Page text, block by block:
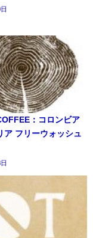
：コロンビア
ア フリーウォッシュ